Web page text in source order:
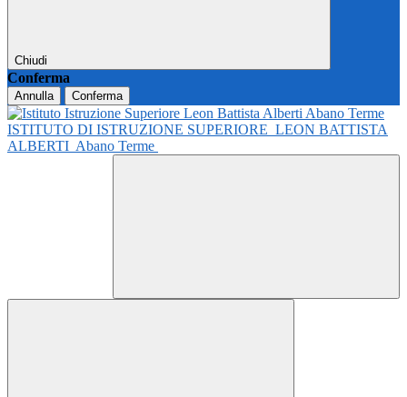
Chiudi
Conferma
Annulla Conferma
ISTITUTO DI ISTRUZIONE SUPERIORE LEON BATTISTA
ALBERTI Abano Terme